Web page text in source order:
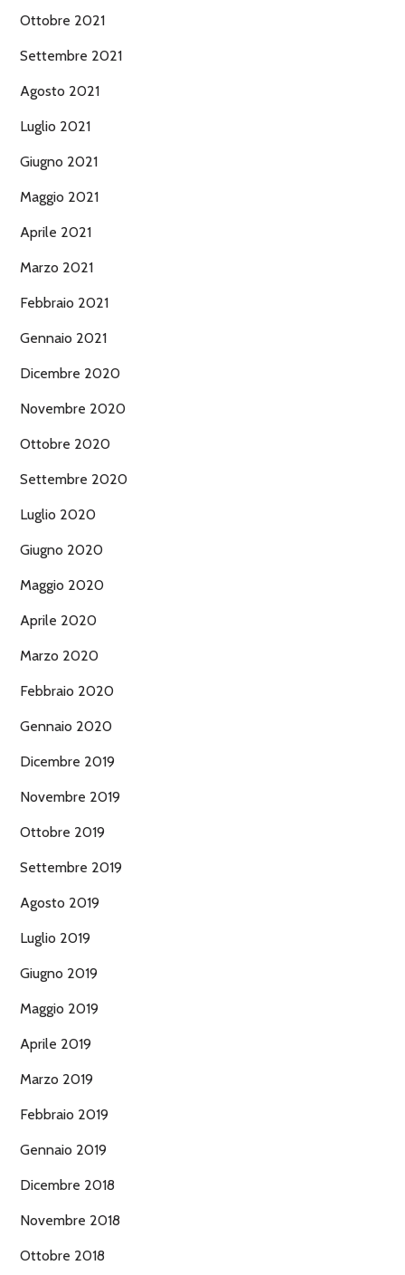
Ottobre 2021
Settembre 2021
Agosto 2021
Luglio 2021
Giugno 2021
Maggio 2021
Aprile 2021
Marzo 2021
Febbraio 2021
Gennaio 2021
Dicembre 2020
Novembre 2020
Ottobre 2020
Settembre 2020
Luglio 2020
Giugno 2020
Maggio 2020
Aprile 2020
Marzo 2020
Febbraio 2020
Gennaio 2020
Dicembre 2019
Novembre 2019
Ottobre 2019
Settembre 2019
Agosto 2019
Luglio 2019
Giugno 2019
Maggio 2019
Aprile 2019
Marzo 2019
Febbraio 2019
Gennaio 2019
Dicembre 2018
Novembre 2018
Ottobre 2018